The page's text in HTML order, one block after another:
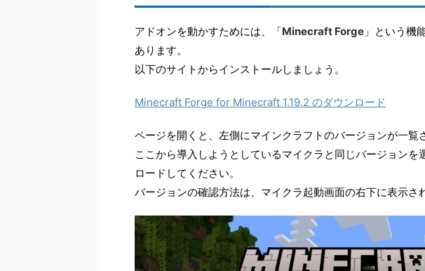
アドオンを動かすためには、「Minecraft Forge 」という機
あります。
以下のサイトからインストールしましょう。
Minecraft Forge for Minecraft 1.19.2 のダウンロード
ページを開くと、左側にマインクラフトのバージョンが一覧
ここから導入しようとしているマイクラと同じバージョン
ロードしてください。
バージョンの確認方法は、マイクラ起動画面の右下に表示さ